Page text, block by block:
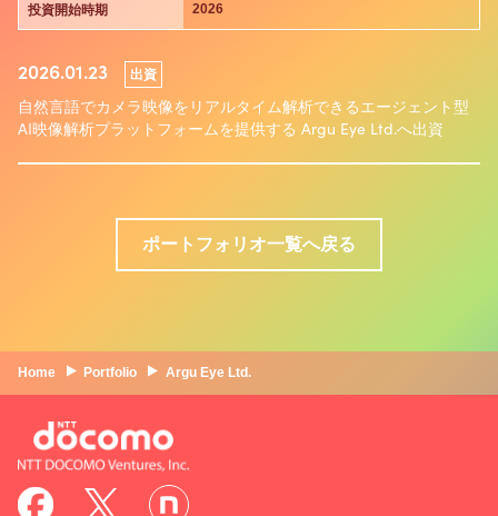
投資開始時期 2026
2026.01.23 出資
自然言語でカメラ映像をリアルタイム解析できるエージェント型
AI映像解析プラットフォームを提供する Argu Eye Ltd.へ出資
ポートフォリオ一覧へ戻る
Home Portfolio Argu Eye Ltd.